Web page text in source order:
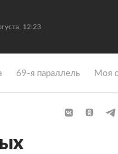
12:23
69-я параллель Моя